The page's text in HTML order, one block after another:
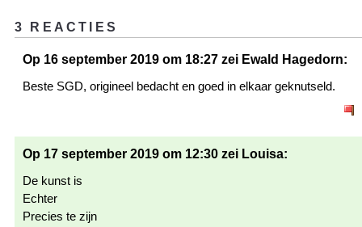
3 REACTIES
Op 16 september 2019 om 18:27 zei Ewald Hagedorn:
Beste SGD, origineel bedacht en goed in elkaar geknutseld.
Op 17 september 2019 om 12:30 zei Louisa:
De kunst is
Echter
Precies te zijn